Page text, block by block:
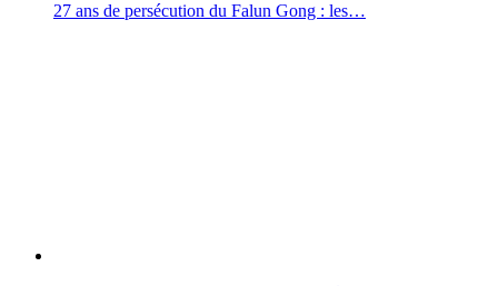
27 ans de persécution du Falun Gong : les…